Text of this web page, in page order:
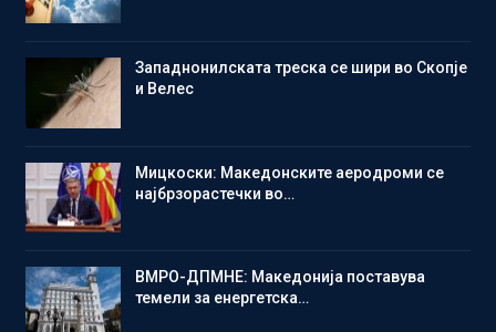
Западнонилската треска се шири во Скопје
и Велес
Мицкоски: Македонските аеродроми се
најбрзорастечки во…
ВМРО-ДПМНЕ: Македонија поставува
темели за енергетска…